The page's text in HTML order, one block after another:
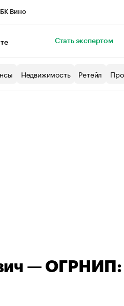
Вино
Стать экспертом
Недвижимость Ретейл
— ОГРНИП: